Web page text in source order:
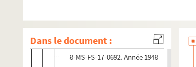
Dans le document :
8-MS-FS-17-0690. Année 1944
8-MS-FS-17-0691. Année 1947
8-MS-FS-17-0692. Année 1948